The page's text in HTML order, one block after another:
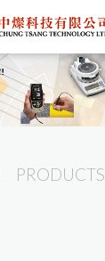
PRODUCTS